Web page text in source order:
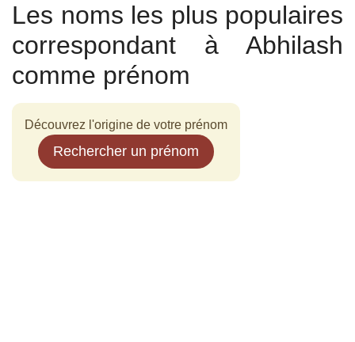
Les noms les plus populaires
correspondant à Abhilash
comme prénom
Découvrez l'origine de votre prénom
Rechercher un prénom